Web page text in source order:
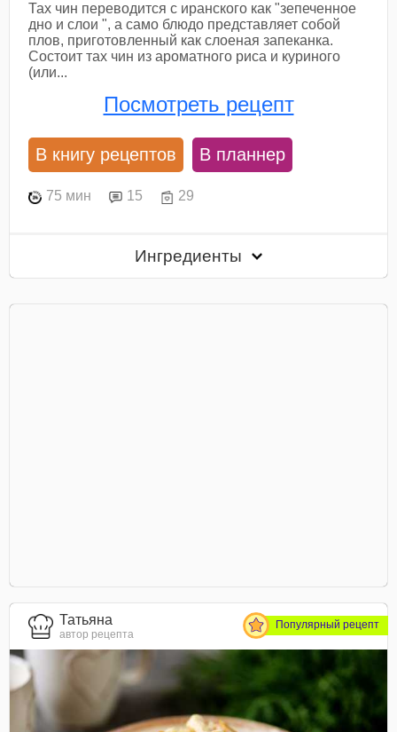
Тах чин переводится с иранского как "зепеченное
дно и слои ", а само блюдо представляет собой
плов, приготовленный как слоеная запеканка.
Состоит тах чин из ароматного риса и куриного
(или...
Посмотреть рецепт
В книгу рецептов В планнер
75 мин 15 29
Ингредиенты
Татьяна
автор рецепта
Популярный рецепт